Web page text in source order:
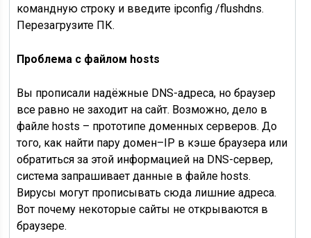
командную строку и введите ipconfig /flushdns.
Перезагрузите ПК.
Проблема с файлом hosts
Вы прописали надёжные DNS-адреса, но браузер
все равно не заходит на сайт. Возможно, дело в
файле hosts – прототипе доменных серверов. До
того, как найти пару домен–IP в кэше браузера или
обратиться за этой информацией на DNS-сервер,
система запрашивает данные в файле hosts.
Вирусы могут прописывать сюда лишние адреса.
Вот почему некоторые сайты не открываются в
браузере.